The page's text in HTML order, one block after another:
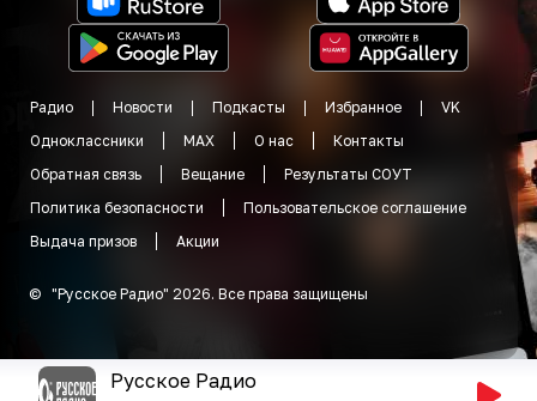
Радио Новости Подкасты Избранное
VK
Одноклассники
MAX О нас
Контакты
Обратная связь
Вещание
Результаты СОУТ
Политика безопасности
Пользовательское соглашение
Выдача призов
Акции
© "Русское Радио" 2026. Все права защищены
Русское Радио